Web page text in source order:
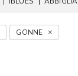
GONNE